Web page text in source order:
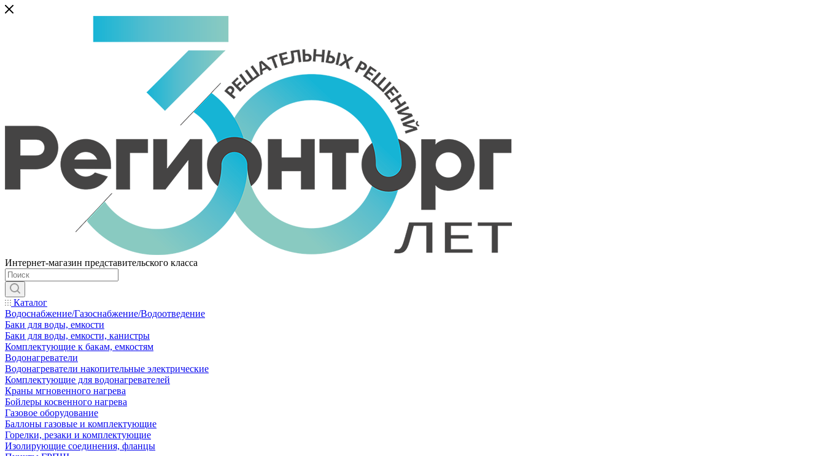
Интернет-магазин представительского класса
Каталог
Водоснабжение/Газоснабжение/Водоотведение
Баки для воды, емкости
Баки для воды, емкости, канистры
Комплектующие к бакам, емкостям
Водонагреватели
Водонагреватели накопительные электрические
Комплектующие для водонагревателей
Краны мгновенного нагрева
Бойлеры косвенного нагрева
Газовое оборудование
Баллоны газовые и комплектующие
Горелки, резаки и комплектующие
Изолирующие соединения, фланцы